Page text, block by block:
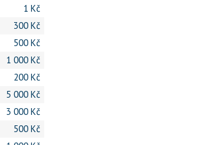
1 Kč
300 Kč
500 Kč
1 000 Kč
200 Kč
5 000 Kč
3 000 Kč
500 Kč